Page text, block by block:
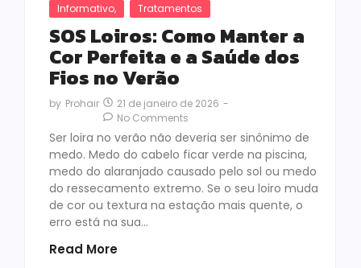
Informativo, Tratamentos
SOS Loiros: Como Manter a
Cor Perfeita e a Saúde dos
Fios no Verão
by Prohair 21 de janeiro de 2026 -
No Comments
Ser loira no verão não deveria ser sinônimo de
medo. Medo do cabelo ficar verde na piscina,
medo do alaranjado causado pelo sol ou medo
do ressecamento extremo. Se o seu loiro muda
de cor ou textura na estação mais quente, o
erro está na sua…
Read More